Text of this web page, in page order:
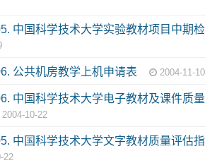
中国科学技术大学实验教材项目中期检
公共机房教学上机申请表 2004-11-10
中国科学技术大学电子教材及课件质量
2004-10-22
中国科学技术大学文字教材质量评估指
22